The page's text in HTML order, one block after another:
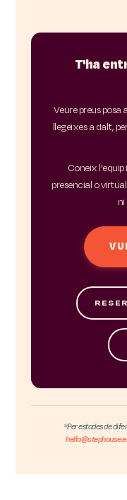
T'ha
Veure preus posa
llegeixes a dalt,
Coneix l'equip
presencial o
ni
*Per estades de